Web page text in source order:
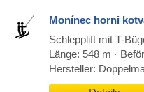
Monínec horni
Schlepplift mit T-
Länge: 548 m ·
Hersteller: